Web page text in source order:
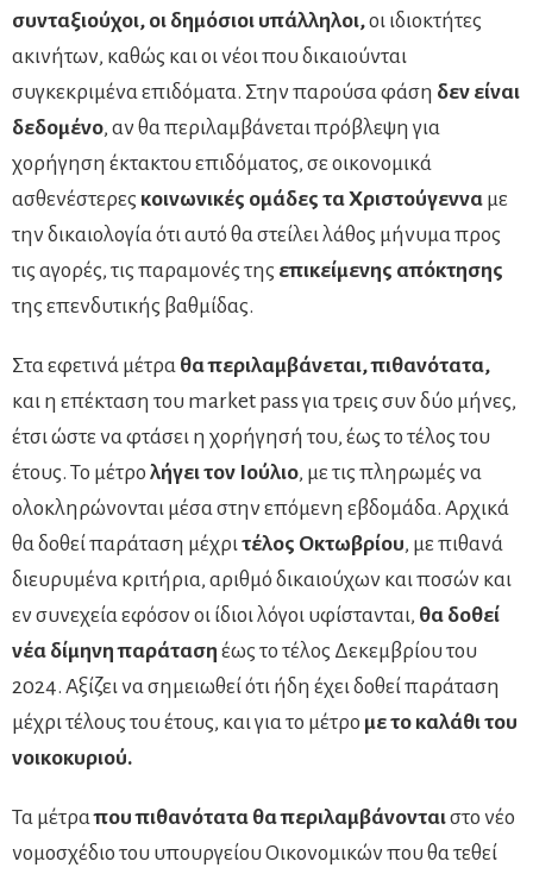
συνταξιούχοι, οι δημόσιοι υπάλληλοι,οι ιδιοκτήτες
ακινήτων, καθώς και οι νέοι που δικαιούνται
συγκεκριμένα επιδόματα. Στην παρούσα φάση δεν είναι
δεδομένο, αν θα περιλαμβάνεται πρόβλεψη για
χορήγηση έκτακτου επιδόματος, σε οικονομικά
ασθενέστερες κοινωνικές ομάδες τα Χριστούγεννα με
την δικαιολογία ότι αυτό θα στείλει λάθος μήνυμα προς
τις αγορές, τις παραμονές της επικείμενης απόκτησης
της επενδυτικής βαθμίδας.
Στα εφετινά μέτρα θα περιλαμβάνεται, πιθανότατα,
και η επέκταση του market pass για τρεις συν δύο μήνες,
έτσι ώστε να φτάσει η χορήγησή του, έως το τέλος του
έτους. Το μέτρο λήγει τον Ιούλιο, με τις πληρωμές να
ολοκληρώνονται μέσα στην επόμενη εβδομάδα. Αρχικά
θα δοθεί παράταση μέχριτέλος Οκτωβρίου, με πιθανά
διευρυμένα κριτήρια, αριθμό δικαιούχων και ποσών και
εν συνεχεία εφόσον οι ίδιοι λόγοι υφίστανται, θα δοθεί
νέα δίμηνη παράταση έως το τέλος Δεκεμβρίου του
2024. Αξίζει να σημειωθεί ότι ήδη έχει δοθεί παράταση
μέχρι τέλους του έτους, και για το μέτρο με το καλάθι του
νοικοκυριού.
Τα μέτραπου πιθανότατα θα περιλαμβάνονταιστο νέο
νομοσχέδιο του υπουργείου Οικονομικών που θα τεθεί